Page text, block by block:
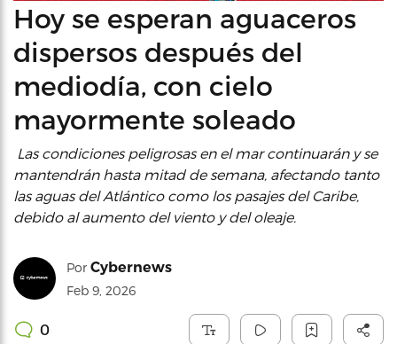
Hoy se esperan aguaceros
dispersos después del
mediodía, con cielo
mayormente soleado
Las condiciones peligrosas en el mar continuarán y se
mantendrán hasta mitad de semana, afectando tanto
las aguas del Atlántico como los pasajes del Caribe,
debido al aumento del viento y del oleaje.
Por Cybernews
Feb 9, 2026
0